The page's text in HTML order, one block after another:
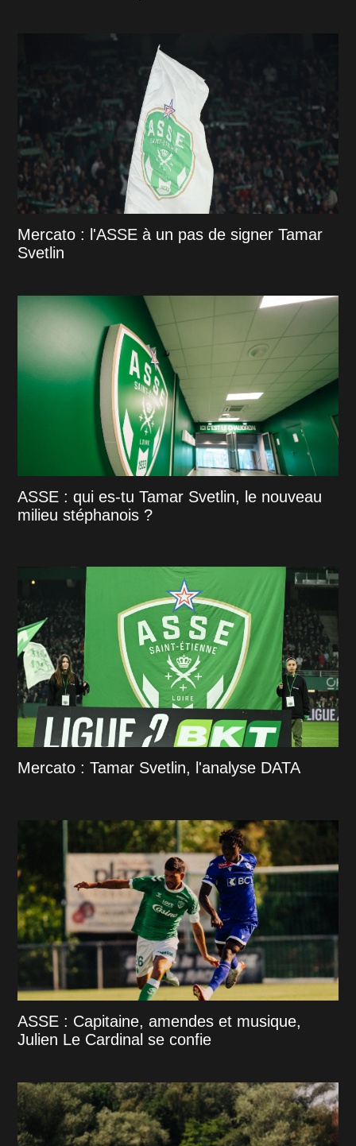
Mercato : l'ASSE à un pas de signer Tamar
Svetlin
ASSE : qui es-tu Tamar Svetlin, le nouveau
milieu stéphanois ?
Mercato : Tamar Svetlin, l'analyse DATA
ASSE : Capitaine, amendes et musique,
Julien Le Cardinal se confie